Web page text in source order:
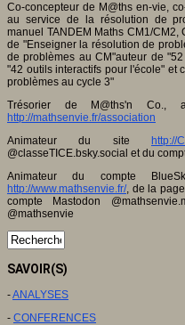
Co-concepteur de M@ths en-vie,
au service de la résolution de
manuel TANDEM Maths CM1/CM2,
de "Enseigner la résolution de
de problèmes au CM"auteur de
"42 outils interactifs pour l'école" et
problèmes au cycle 3"
Trésorier de M@ths'n Co.,
http://mathsenvie.fr/association
Animateur du site
http://
@classeTICE.bsky.social et du
Animateur du compte
http://www.mathsenvie.fr/, de la
compte Mastodon
@mathsenvie
SAVOIR(S)
-ANALYSES
- CONFERENCES